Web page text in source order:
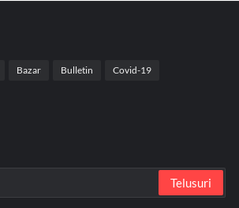
Bazar Bulletin Covid-19